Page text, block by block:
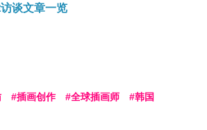
谈文章一览
插画创作 全球插画师 韩国